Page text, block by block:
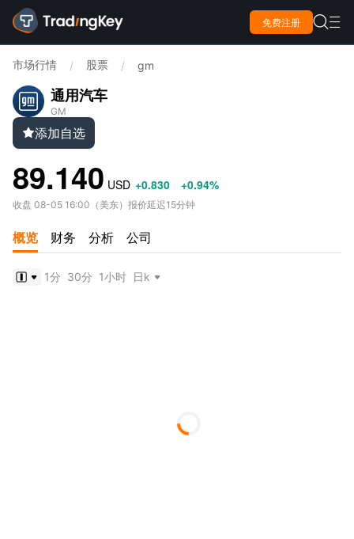
免费注册  
市场行情 / 股票 / gm
通用汽车
GM
添加自选
89.140 USD +0.830 +0.94%
收盘 08-05 16:00 （ 美东） 报价延迟15分钟
概览 财务 分析 公司
1分 30分 1小时 日k